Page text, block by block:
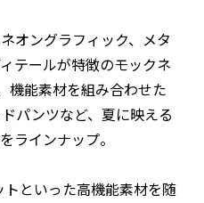
オングラフィック、メタ
テールが特徴のモックネ
機能素材を組み合わせた
パンツなど、夏に映える
ラインナップ。
といった高機能素材を随